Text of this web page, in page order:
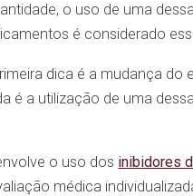
o uso de uma
é considerado
dica é a mudança do
é a utilização de uma
o uso dos inibidores
médica